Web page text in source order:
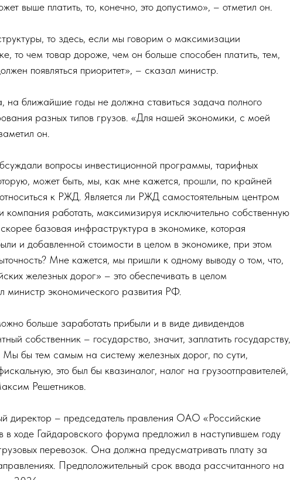
выше платить, то, конечно, это допустимо», – отметил он.
то здесь, если мы говорим о максимизации
то чем товар дороже, чем он больше способен платить, тем,
появляться приоритет», – сказал министр.
ближайшие годы не должна ставиться задача полного
разных типов грузов. «Для нашей экономики, с моей
он.
вопросы инвестиционной программы, тарифных
может быть, мы, как мне кажется, прошли, по крайней
к РЖД. Является ли РЖД самостоятельным центром
работать, максимизируя исключительно собственную
базовая инфраструктура в экономике, которая
и добавленной стоимости в целом в экономике, при этом
Мне кажется, мы пришли к одному выводу о том, что,
железных дорог» – это обеспечивать в целом
министр экономического развития РФ.
больше заработать прибыли и в виде дивидендов
собственник – государство, значит, заплатить государству,
бы тем самым на систему железных дорог, по сути,
это был бы квазиналог, налог на грузоотправителей,
Решетников.
директор – председатель правления ОАО «Российские
ходе Гайдаровского форума предложил в наступившем году
перевозок. Она должна предусматривать плату за
Предположительный срок ввода рассчитанного на